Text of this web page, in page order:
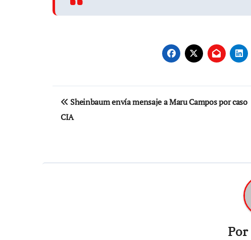
Navegación
de
Sheinbaum envía mensaje a Maru Campos por caso
CIA
Por